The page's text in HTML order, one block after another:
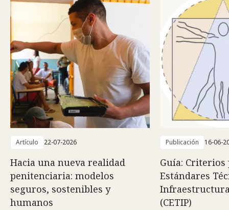
Artículo 22-07-2026
Hacia una nueva realidad
penitenciaria: modelos
seguros, sostenibles y
humanos
Publicación 16-06-
Guía: Criterios
Estándares
(CETIP)